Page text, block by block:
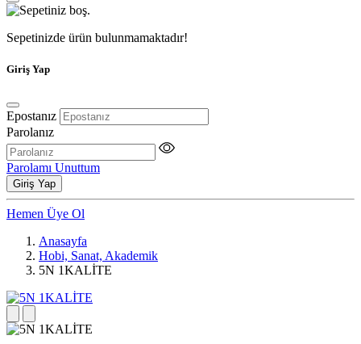
Sepetinizde ürün bulunmamaktadır!
Giriş Yap
Epostanız
Parolanız
Parolamı Unuttum
Giriş Yap
Hemen Üye Ol
Anasayfa
Hobi, Sanat, Akademik
5N 1KALİTE